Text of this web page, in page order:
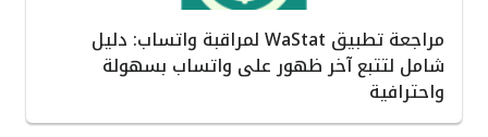
مراجعة تطبيق WaStat لمراقبة واتساب: دليل
شامل لتتبع آخر ظهور على واتساب بسهولة
واحترافية